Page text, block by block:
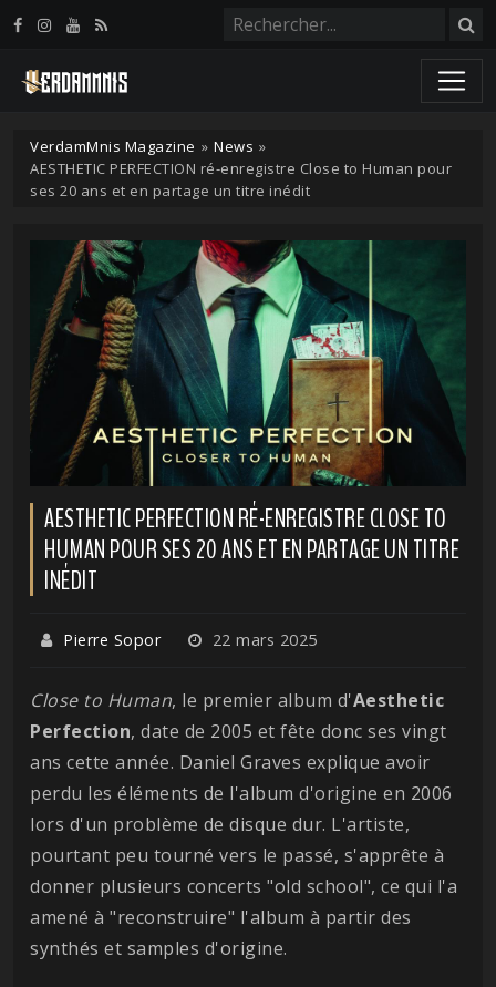
VerdamMnis Magazine » News »
AESTHETIC PERFECTION ré-enregistre Close to Human pour
ses 20 ans et en partage un titre inédit
AESTHETIC PERFECTION RÉ-ENREGISTRE CLOSE TO
HUMAN POUR SES 20 ANS ET EN PARTAGE UN TITRE
INÉDIT
Pierre Sopor 22 mars 2025
Close to Human, le premier album d'Aesthetic
Perfection, date de 2005 et fête donc ses vingt
ans cette année. Daniel Graves explique avoir
perdu les éléments de l'album d'origine en 2006
lors d'un problème de disque dur. L'artiste,
pourtant peu tourné vers le passé, s'apprête à
donner plusieurs concerts "old school", ce qui l'a
amené à "reconstruire" l'album à partir des
synthés et samples d'origine.
Panneau de gestion des cookies